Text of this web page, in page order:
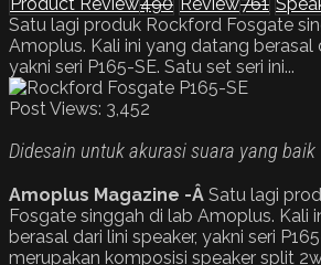
Satu lagi produk Rockford Fosgate
Amoplus. Kali ini yang datang berasal
yakni seri P165-SE. Satu set seri ini...
Post Views: 3,452
Didesain untuk akurasi suara yang baik
Amoplus Magazine -Â Satu lagi
Fosgate singgah di lab Amoplus. Kali
berasal dari lini speaker, yakni seri
merupakan komposisi speaker split